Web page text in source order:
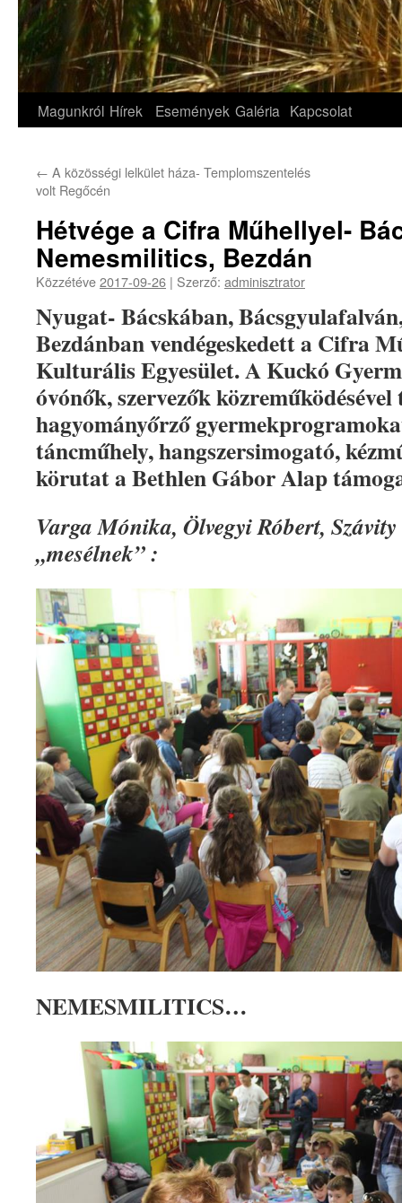
Magunkról Hírek Események Galéria Kapcsolat
← A közösségi lelkület háza- Templomszentelés
volt Regőcén
Hétvége a Cifra Műhellyel-
Nemesmilitics, Bezdán
Közzétéve2017-09-26 | Szerző: adminisztrator
Nyugat- Bácskában,
Bezdánban vendégeskedett a Cifra
Kulturális Egyesület. A Kuckó
óvónők, szervezők
hagyományőrző
táncműhely, hangszersimogató,
körutat a Bethlen Gábor Alap
Varga Mónika, Ölvegyi Róbert,
,,mesélnek” :
NEMESMILITICS…